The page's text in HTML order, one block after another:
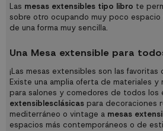
Las mesas extensibles tipo libro te
sobre otro ocupando muy poco
de una forma muy sencilla.
Una Mesa extensible para
¡Las mesas extensibles son las
Existe una amplia oferta de materiales y
para salones y comedores de todos los
extensiblesclásicas para decoraciones
mediterráneo o vintage a mesas
espacios más contemporáneos o de